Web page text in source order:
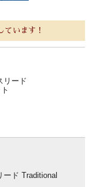
ています！
リード
ード Traditional